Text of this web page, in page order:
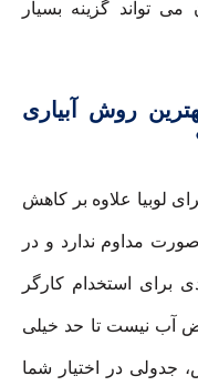
تواند گزینه بسیار
روش آبیاری
لوبیا علاوه بر کاهش
مداوم ندارد و در
برای استخدام کارگر
آب نیست تا حد خیلی
جدولی در اختیار شما